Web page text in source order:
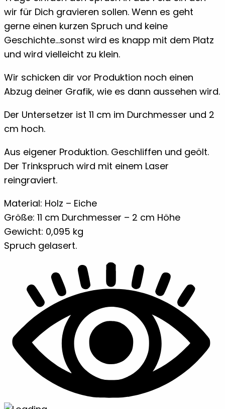
wir für Dich gravieren sollen. Wenn es geht
gerne einen kurzen Spruch und keine
Geschichte…sonst wird es knapp mit dem Platz
und wird vielleicht zu klein.
Wir schicken dir vor Produktion noch einen
Abzug deiner Grafik, wie es dann aussehen wird.
Der Untersetzer ist 11 cm im Durchmesser und 2
cm hoch.
Aus eigener Produktion. Geschliffen und geölt.
Der Trinkspruch wird mit einem Laser
reingraviert.
Material: Holz – Eiche
Größe: 11 cm Durchmesser – 2 cm Höhe
Gewicht: 0,095 kg
Spruch gelasert.